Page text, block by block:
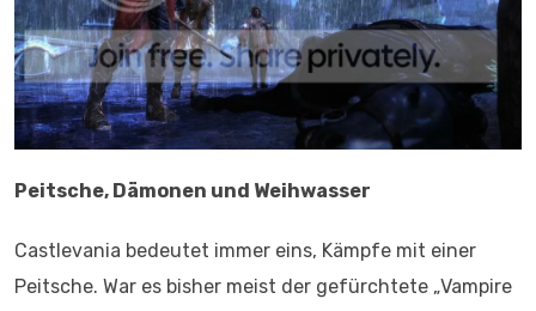
Peitsche, Dämonen und Weihwasser
Castlevania bedeutet immer eins, Kämpfe mit einer
Peitsche. War es bisher meist der gefürchtete „Vampire